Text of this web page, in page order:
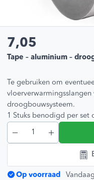
7,05
Tape – aluminium –
Te gebruiken om
droogbouwsysteem.
1 Stuks benodigd per set
Op voorraad